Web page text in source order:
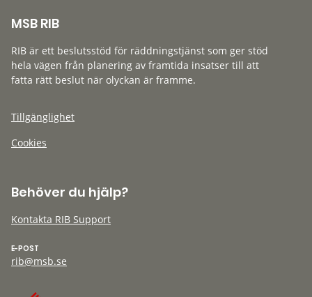
MSB RIB
RIB är ett beslutsstöd för räddningstjänst som ger stöd
hela vägen från planering av framtida insatser till att
fatta rätt beslut när olyckan är framme.
Tillgänglighet
Cookies
Behöver du hjälp?
Kontakta RIB Support
E-POST
rib@msb.se